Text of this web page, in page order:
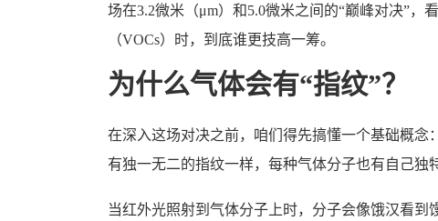
场在3.2微米（μm）和5.0微米之间的“巅峰对决”
（VOCs）时，到底谁更技高一筹。
为什么气体会有“指纹”？
在深入这场对决之前，咱们得先搞懂一个基础概念
有独一无二的指纹一样，每种气体分子也有自己独
当红外光照射到气体分子上时，分子会像饿汉看